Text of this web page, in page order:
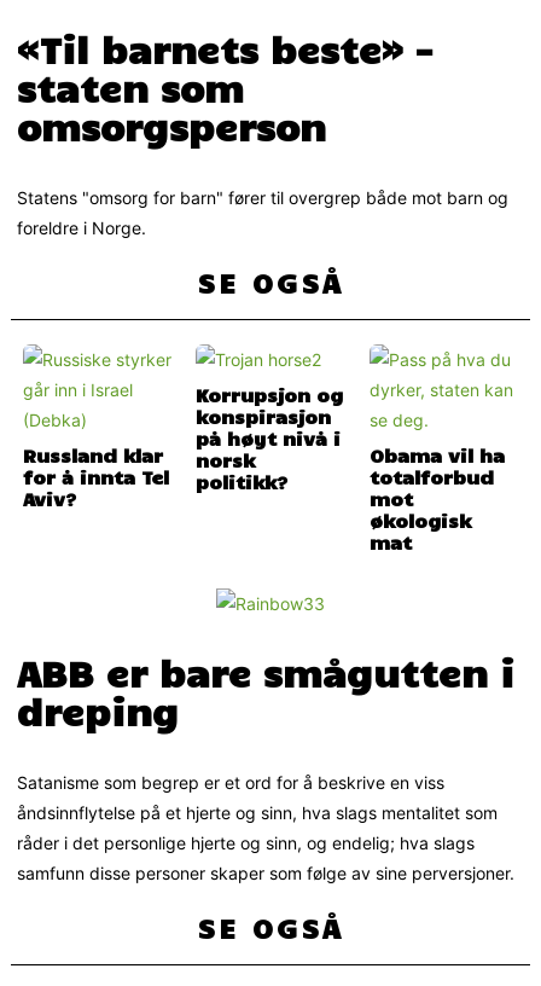
«Til barnets beste» –
staten som
omsorgsperson
Statens "omsorg for barn" fører til overgrep både mot barn og
foreldre i Norge.
SE OGSÅ
Russland klar
for å innta Tel
Aviv?
Korrupsjon og
konspirasjon
på høyt nivå i
norsk
politikk?
Obama vil ha
totalforbud
mot
økologisk
mat
ABB er bare smågutten i
dreping
Satanisme som begrep er et ord for å beskrive en viss
åndsinnflytelse på et hjerte og sinn, hva slags mentalitet som
råder i det personlige hjerte og sinn, og endelig; hva slags
samfunn disse personer skaper som følge av sine perversjoner.
SE OGSÅ